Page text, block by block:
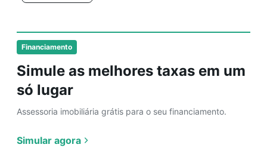
Financiamento
Simule as melhores taxas em um
só lugar
Assessoria imobiliária grátis para o seu financiamento.
Simular agora